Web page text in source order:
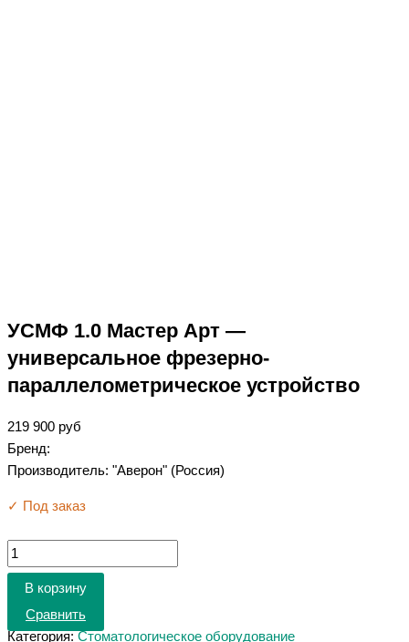
УСМФ 1.0 Мастер Арт —
универсальное фрезерно-
параллелометрическое устройство
219 900 руб
Бренд:
Производитель: "Аверон" (Россия)
✓ Под заказ
В корзину
Сравнить
Категория: Стоматологическое оборудование